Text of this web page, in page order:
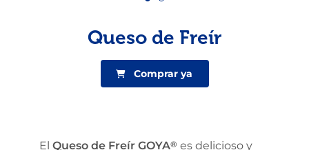
Queso de Freír
Comprar ya
El Queso de Freír GOYA® es delicioso y